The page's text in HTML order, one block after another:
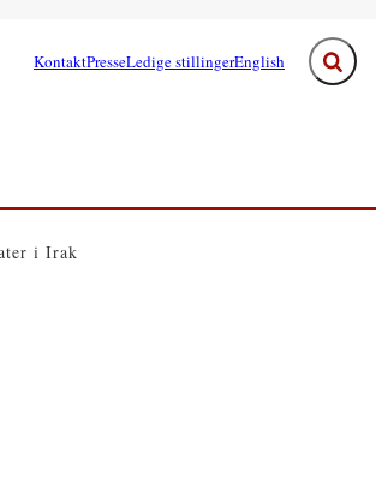
KontaktPresseLedige stillingerEnglish Fold
i Irak